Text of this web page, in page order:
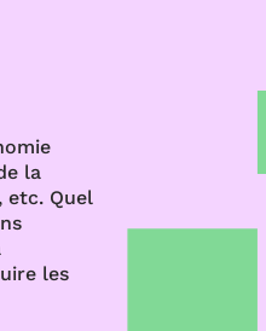
la
etc. Quel
les